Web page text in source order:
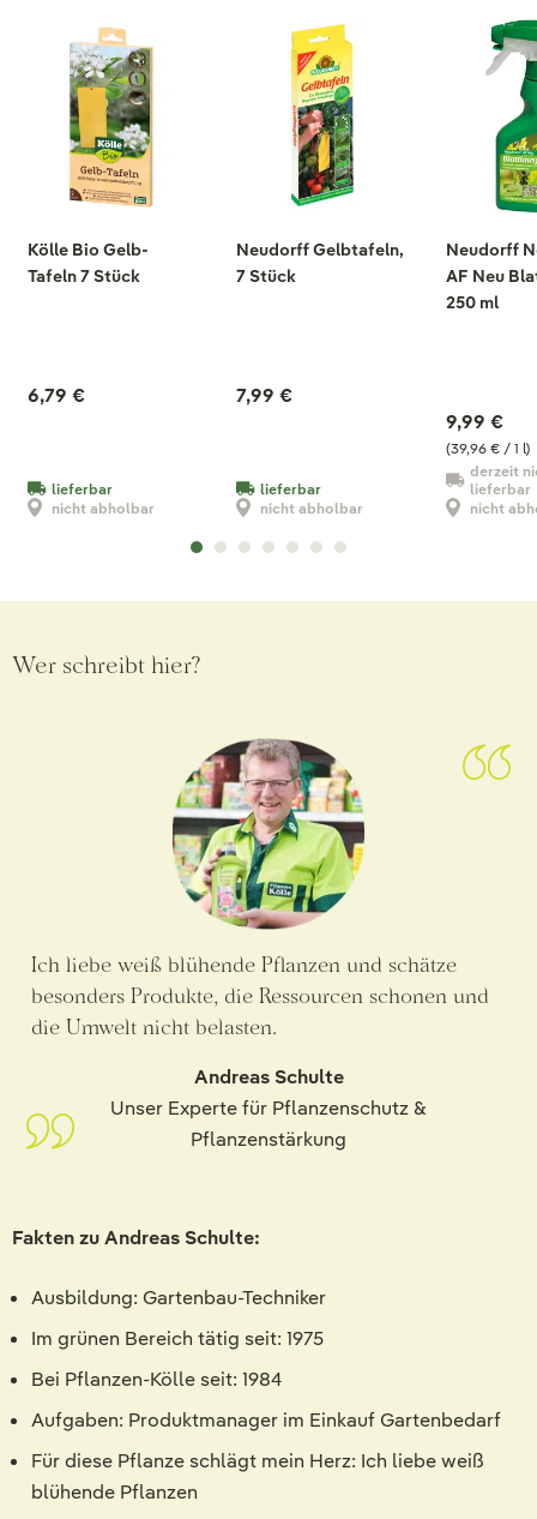
Kölle Bio Gelb-
Tafeln 7 Stück
6,79 €
lieferbar
nicht abholbar
Neudorff Gelbtafeln,
7 Stück
7,99 €
lieferbar
nicht abholbar
Neudorff
AF Neu
250 ml
(39,96 € / 1 l)
9,99 €
derzeit
lieferbar
nicht
Wer schreibt hier?
Ich liebe weiß blühende Pflanzen und schätze
besonders Produkte, die Ressourcen schonen und
die Umwelt nicht belasten.
Andreas Schulte
Unser Experte für Pflanzenschutz &
Pflanzenstärkung
Fakten zu Andreas Schulte:
Ausbildung: Gartenbau-Techniker
Im grünen Bereich tätig seit: 1975
Bei Pflanzen-Kölle seit: 1984
Aufgaben: Produktmanager im Einkauf Gartenbedarf
Für diese Pflanze schlägt mein Herz: Ich liebe weiß
blühende Pflanzen